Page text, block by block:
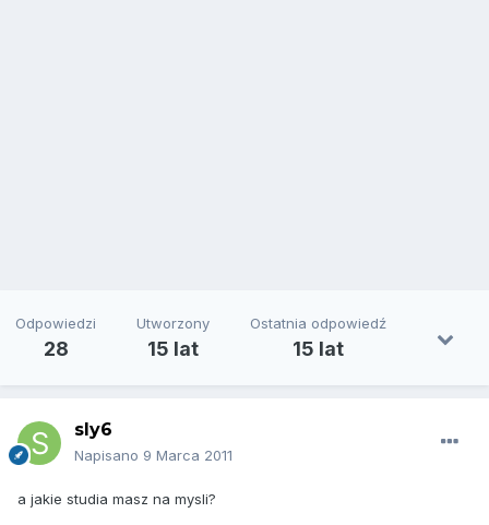
Odpowiedzi
28
Utworzony
15 lat
Ostatnia odpowiedź
15 lat
sly6
Napisano 9 Marca 2011
a jakie studia masz na mysli?